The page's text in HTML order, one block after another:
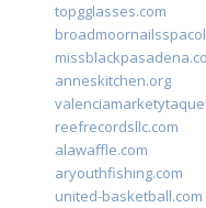
topgglasses.com
anneskitchen.org
reefrecordsllc.com
alawaffle.com
aryouthfishing.com
united-basketball.com